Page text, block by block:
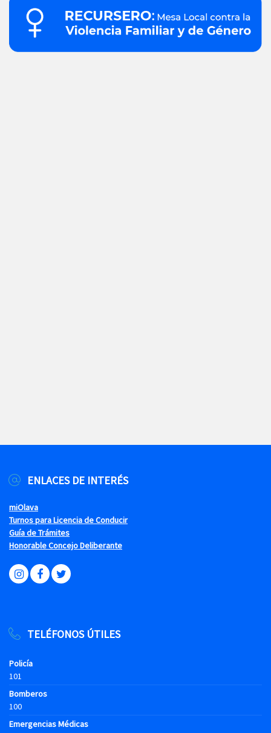
ENLACES DE INTERÉS
miOlava
Turnos para Licencia de Conducir
Guía de Trámites
Honorable Concejo Deliberante
TELÉFONOS ÚTILES
Policía
101
Bomberos
100
Emergencias Médicas